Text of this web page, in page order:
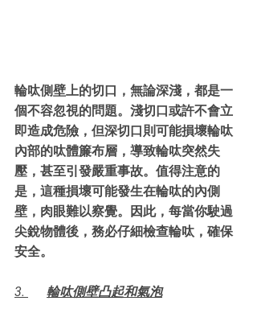
輪呔側壁上的切口，無論深淺，都是一
個不容忽視的問題。淺切口或許不會立
即造成危險，但深切口則可能損壞輪呔
內部的呔體簾布層，導致輪呔突然失
壓，甚至引發嚴重事故。值得注意的
是，這種損壞可能發生在輪呔的內側
壁，肉眼難以察覺。因此，每當你駛過
尖銳物體後，務必仔細檢查輪呔，確保
安全。
3. 	輪呔側壁凸起和氣泡